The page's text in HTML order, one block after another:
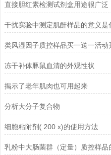
直接胆红素检测试剂盒用途很广泛
冻干补体豚鼠血清的外观性状
揭示了老年肌肉也可用起来
分析大分子复合物
细胞粘附剂( 200 x)的使用方法